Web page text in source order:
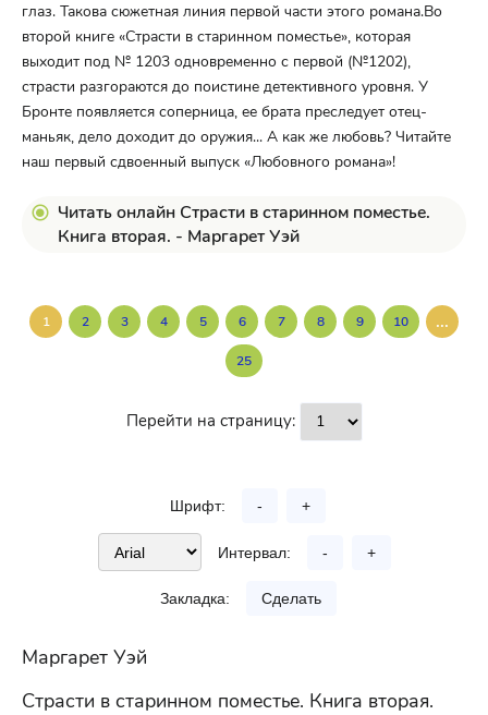
глаз. Такова сюжетная линия первой части этого романа.Во
второй книге «Страсти в старинном поместье», которая
выходит под № 1203 одновременно с первой (№1202),
страсти разгораются до поистине детективного уровня. У
Бронте появляется соперница, ее брата преследует отец-
маньяк, дело доходит до оружия... А как же любовь? Читайте
наш первый сдвоенный выпуск «Любовного романа»!
Читать онлайн Страсти в старинном поместье.
Книга вторая. - Маргарет Уэй
1 2 3 4 5 6 7 8 9 10 ...
25
Перейти на страницу:
Шрифт: - +
Интервал: - +
Закладка: Сделать
Маргарет Уэй
Страсти в старинном поместье. Книга вторая.